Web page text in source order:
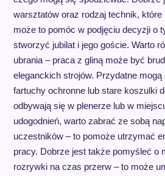
warsztatów oraz rodzaj technik,
może to pomóc w podjęciu decyzji o
stworzyć jubilat i jego goście. Warto
ubrania – praca z gliną może być
eleganckich strojów. Przydatne
fartuchy ochronne lub stare koszulki
odbywają się w plenerze lub w
udogodnień, warto zabrać ze sobą
uczestników – to pomoże utrzymać
pracy. Dobrze jest także pomyśleć o
rozrywki na czas przerw – to może